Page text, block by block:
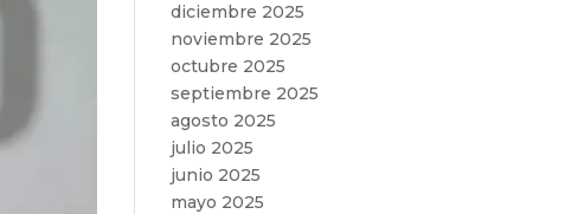
diciembre 2025
noviembre 2025
octubre 2025
septiembre 2025
agosto 2025
julio 2025
junio 2025
mayo 2025